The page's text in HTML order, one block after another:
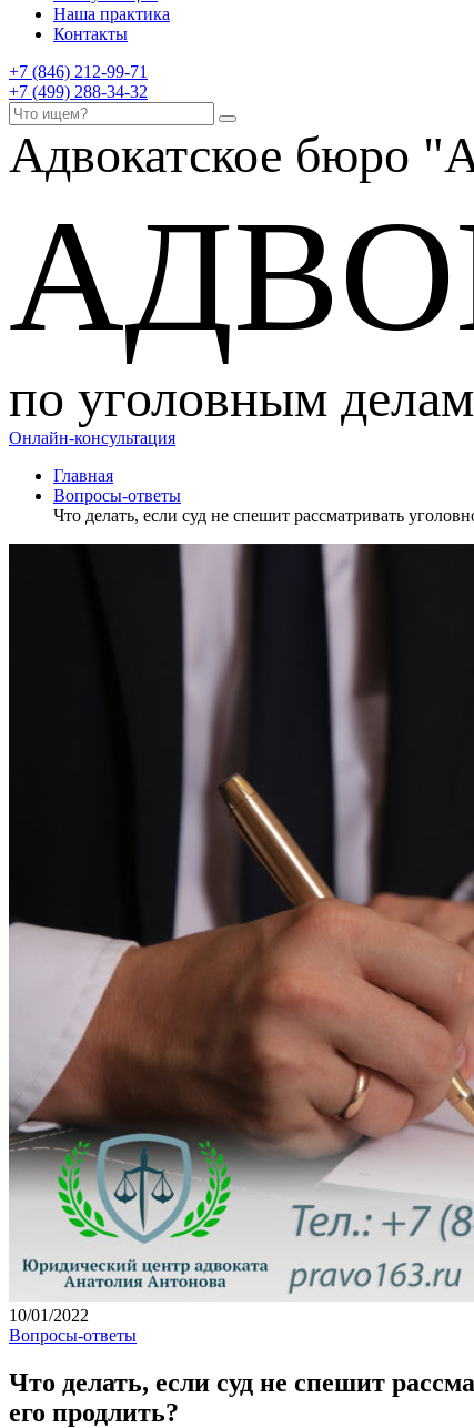
Наша практика
Контакты
+7 (846) 212-99-71
+7 (499) 288-34-32
Адвокатское бюро
по уголовным делам
Онлайн-консультация
Главная
Вопросы-ответы
Что делать, если суд не спешит рассматривать
10/01/2022
Вопросы-ответы
Что делать, если суд не спешит
его продлить?